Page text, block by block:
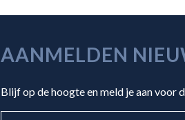
AANMELDEN
Blijf op de hoogte en meld je aan voor